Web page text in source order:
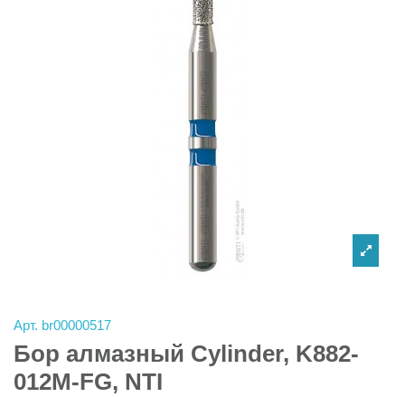
Арт. br00000517
Бор алмазный Cylinder, K882-
012M-FG, NTI